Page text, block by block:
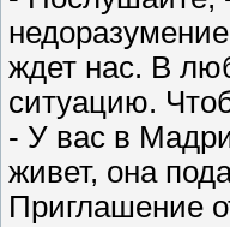
ждет нас. В
ситуацию.
- У вас в
живет, она
Приглашение